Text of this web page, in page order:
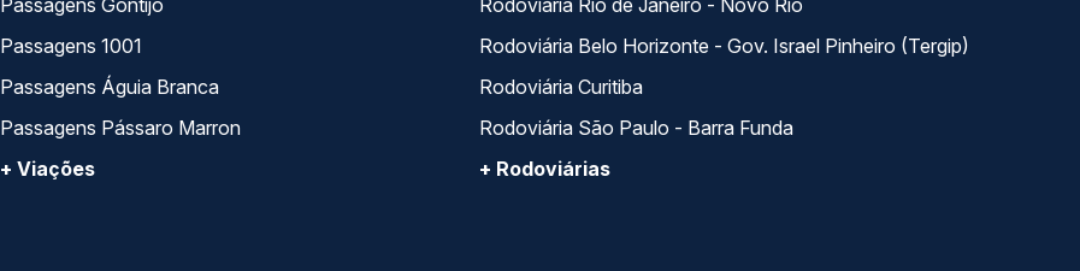
Passagens Gontijo
Passagens 1001
Passagens Águia Branca
Passagens Pássaro Marron
+ Viações
Rodoviária Rio de Janeiro - Novo Rio
Rodoviária Belo Horizonte - Gov. Israel Pinheiro (Tergip)
Rodoviária Curitiba
Rodoviária São Paulo - Barra Funda
+ Rodoviárias